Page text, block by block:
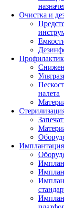
Очистка и
налета
Имплантация